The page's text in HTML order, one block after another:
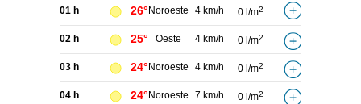
01 h 26° Noroeste 4 km/h 0 l/m2
02 h 25° Oeste 4 km/h 0 l/m2
03 h 24° Noroeste 4 km/h 0 l/m2
04 h 24° Noroeste 7 km/h 0 l/m2